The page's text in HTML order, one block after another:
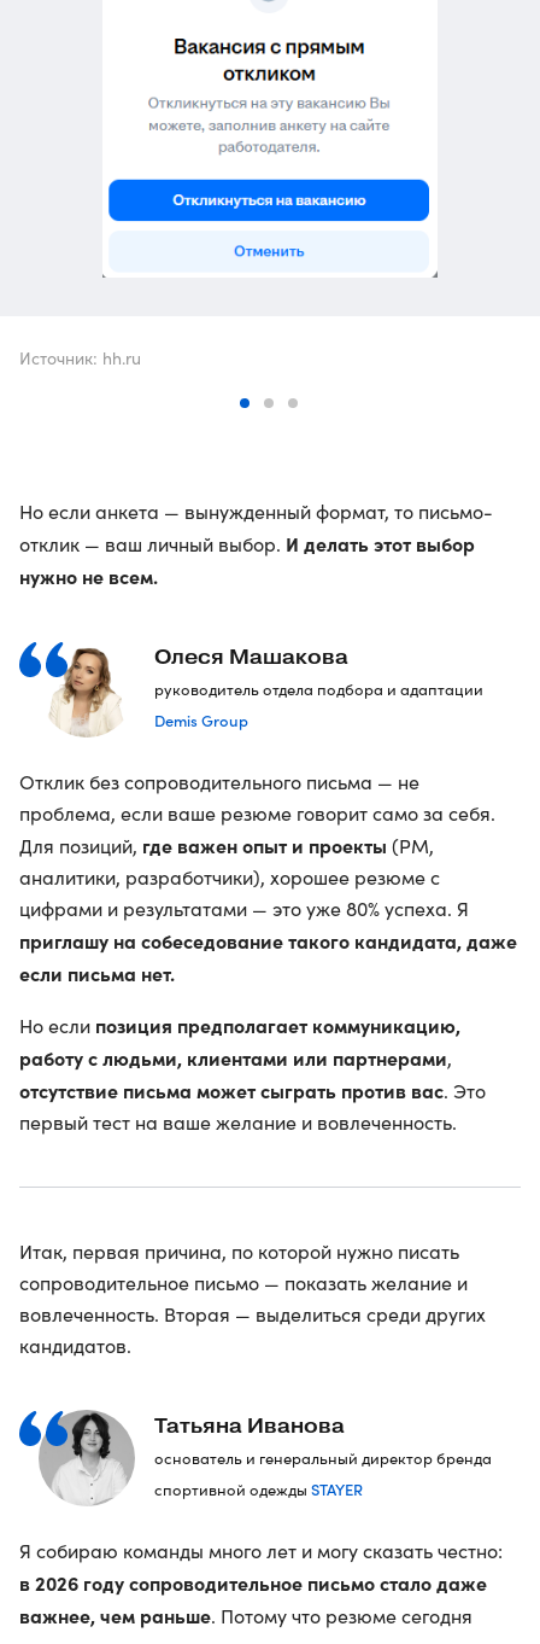
Источник: hh.ru
Но если анкета — вынужденный формат, то письмо-
отклик — ваш личный выбор. И делать этот выбор
нужно не всем.
Олеся Машакова
руководитель отдела подбора и адаптации
Demis Group
Отклик без сопроводительного письма — не
проблема, если ваше резюме говорит само за себя.
Для позиций, где важен опыт и проекты (PM,
аналитики, разработчики), хорошее резюме с
цифрами и результатами — это уже 80% успеха. Я
приглашу на собеседование такого кандидата, даже
если письма нет.
Но если позиция предполагает коммуникацию,
работу с людьми, клиентами или партнерами,
отсутствие письма может сыграть против вас. Это
первый тест на ваше желание и вовлеченность.
Итак, первая причина, по которой нужно писать
сопроводительное письмо — показать желание и
вовлеченность. Вторая — выделиться среди других
кандидатов.
Татьяна Иванова
основатель и генеральный директор бренда
спортивной одежды STAYER
Я собираю команды много лет и могу сказать честно:
в 2026 году сопроводительное письмо стало даже
важнее, чем раньше. Потому что резюме сегодня